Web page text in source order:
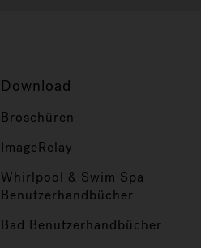
Download
Broschüren
ImageRelay
Whirlpool & Swim Spa
Benutzerhandbücher
Bad Benutzerhandbücher